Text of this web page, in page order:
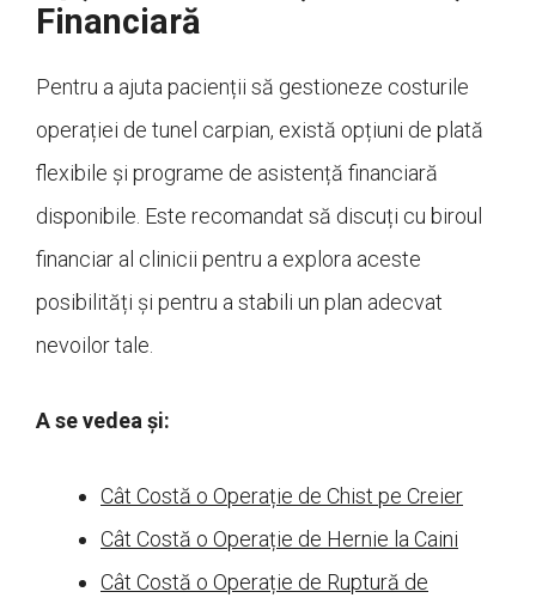
Financiară
Pentru a ajuta pacienții să gestioneze costurile
operației de tunel carpian, există opțiuni de plată
flexibile și programe de asistență financiară
disponibile. Este recomandat să discuți cu biroul
financiar al clinicii pentru a explora aceste
posibilități și pentru a stabili un plan adecvat
nevoilor tale.
A se vedea și:
Cât Costă o Operație de Chist pe Creier
Cât Costă o Operație de Hernie la Caini
Cât Costă o Operație de Ruptură de